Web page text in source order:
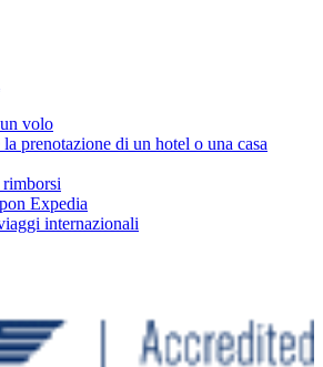
volo
prenotazione di un hotel o una casa
Expedia
internazionali